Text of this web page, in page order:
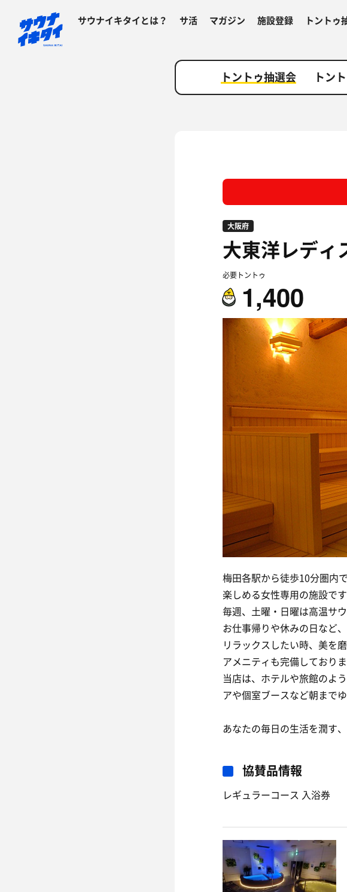
サウナイキタイとは？ サ活 マガジン 施設登録 トントゥ
トントゥ抽選会 トン
大阪府
大東洋レディ
必要トントゥ
1,400
梅田各駅から徒歩10分圏内
楽しめる女性専用の施設です
毎週、土曜・日曜は高温サ
お仕事帰りや休みの日など
リラックスしたい時、美を
アメニティも完備しており
当店は、ホテルや旅館のよ
アや個室ブースなど朝まで
あなたの毎日の生活を潤す
協賛品情報
レギュラーコース 入浴券